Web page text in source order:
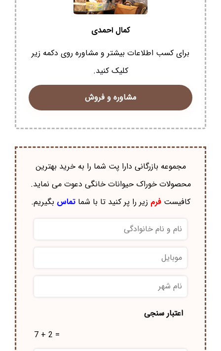
کمال احمدی
برای کسب اطلاعات بیشتر و مشاوره روی دکمه زیر
کلیک کنید.
مشاوره و فروش
مجموعه بازرگانی دارا پت شما را به خرید بهترین
محصولات خوراک حيوانات خانگی دعوت می نماید.
کافیستفرم زیر را پر کنید تا با شماتماس بگیریم.
نام
و
خانوادگی
موبایل
نام
شهر
*
اعتبار سنجی
7 + 2 =